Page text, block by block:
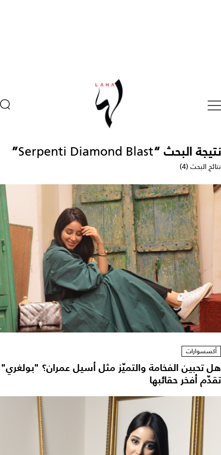
نتيجة البحث “Serpenti Diamond Blast
”
نتائج البحث (4)
أكسسوارات
هل تحبين الفخامة والتميّز مثل أسيل عمران؟ "بولغري"
تقدّم أفخر حقائبها